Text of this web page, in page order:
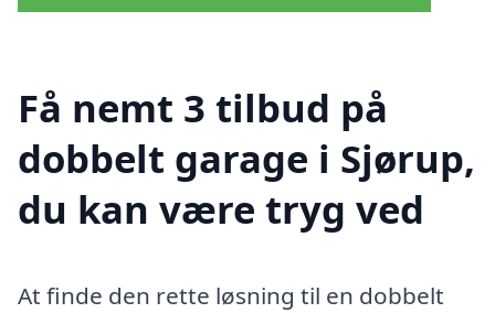
Få nemt 3 tilbud på
dobbelt garage i Sjørup,
du kan være tryg ved
At finde den rette løsning til en dobbelt